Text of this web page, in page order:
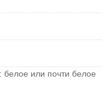
или почти белое